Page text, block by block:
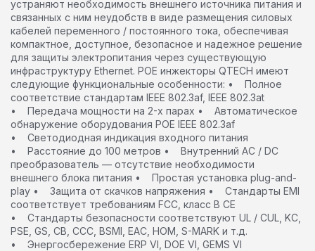
устраняют необходимость внешнего источника питания и
связанных с ним неудобств в виде размещения силовых
кабелей переменного / постоянного тока, обеспечивая
компактное, доступное, безопасное и надежное решение
для защиты электропитания через существующую
инфраструктуру Ethernet. POE инжекторы QTECH имеют
следующие функциональные особенности: • Полное
соответствие стандартам IEEE 802.3af, IEEE 802.3at
• Передача мощности на 2-х парах • Автоматическое
обнаружение оборудования POE IEEE 802.3af
• Светодиодная индикация входного питания
• Расстояние до 100 метров • Внутренний AC / DC
преобразователь — отсутствие необходимости
внешнего блока питания • Простая установка plug-and-
play • Защита от скачков напряжения • Стандарты EMI
соответствует требованиям FCC, класс B CE
• Стандарты безопасности соответствуют UL / CUL, KC,
PSE, GS, CB, CCC, BSMI, EAC, НОМ, S-MARK и т.д.
• Энергосбережение ERP VI, DOE VI, GEMS VI